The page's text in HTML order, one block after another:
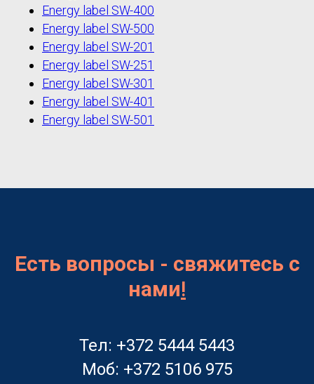
Energy label SW-400
Energy label SW-500
Energy label SW-201
Energy label SW-251
Energy label SW-301
Energy label SW-401
Energy label SW-501
Есть вопросы - свяжитесь с
нами!
Тел: +372 5444 5443
Моб: +372 5106 975